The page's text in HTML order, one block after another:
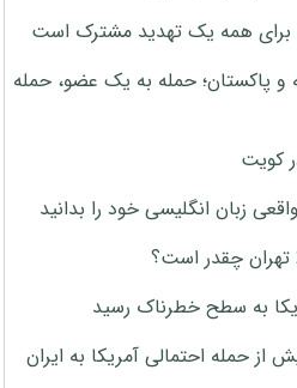
برای همه یک تهدید مشترک است
و پاکستان؛ حمله به یک عضو، حمله
کویت
زبان انگلیسی خود را بدانید
به سطح خطرناک رسید
حمله احتمالی آمریکا به ایران